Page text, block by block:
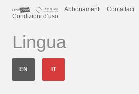
Abbonamenti
Contattaci
Condizioni d’uso
Lingua
EN IT